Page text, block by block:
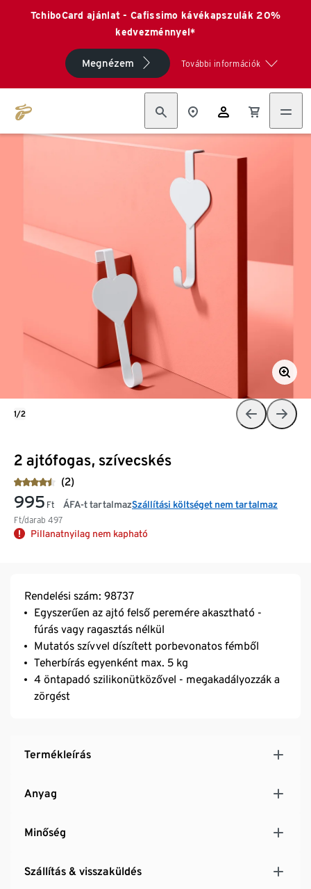
TchiboCard ajánlat - Cafissimo kávékapszulák 20%
kedvezménnyel*
Megnézem További információk
2 ajtófogas, szívecskés
(2)
995 Ft
Ft/darab 497
ÁFA-t tartalmazSzállítási költséget nem tartalmaz
Pillanatnyilag nem kapható
1/2
Rendelési szám: 98737
Egyszerűen az ajtó felső peremére akasztható -
fúrás vagy ragasztás nélkül
Mutatós szívvel díszített porbevonatos fémből
Teherbírás egyenként max. 5 kg
4 öntapadó szilikonütközővel - megakadályozzák a
zörgést
Termékleírás
Anyag
Minőség
Szállítás & visszaküldés